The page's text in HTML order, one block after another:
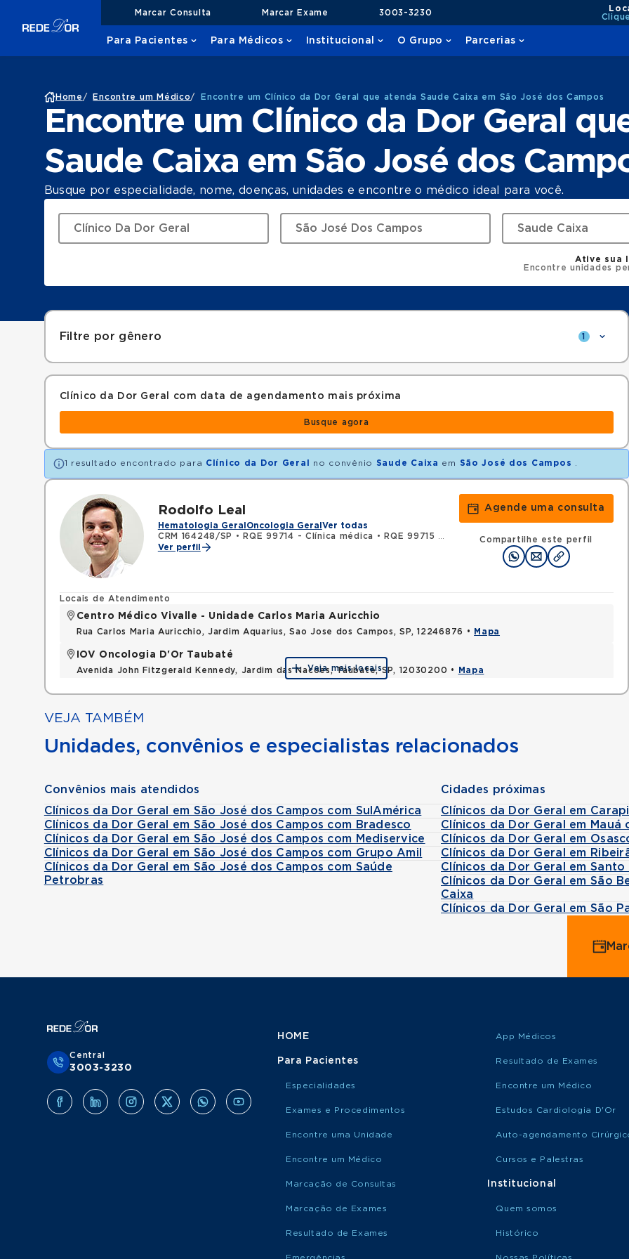
Marcar Consulta Marcar Exame 3003-3230
Para Pacientes Para Médicos Institucional O Grupo Parcerias
Home / Encontre um Médico/ Encontre um Clínico da Dor Geral que atenda Saude Caixa em São José dos Campos
Encontre um Clínico da Dor Geral
Saude Caixa em São José dos
Busque por especialidade, nome, doenças, unidades e encontre o médico ideal para você.
Ative sua
Encontre unidades
Filtre por gênero 1
Clínico da Dor Geral com data de agendamento mais próxima
Busque agora
1 resultado encontrado para Clínico da Dor Geral no convênio Saude Caixa em São José dos Campos
Rodolfo Leal
Hematologia Geral Oncologia Geral Ver todas
CRM 164248/SP
• RQE 99714 - Clínica médica •
RQE 99715 - Oncologia clínica
Ver perfil
Agende uma consulta
Compartilhe este perfil
Locais de Atendimento
Centro Médico Vivalle - Unidade Carlos Maria Auricchio
Rua Carlos Maria Auricchio, Jardim Aquarius, Sao Jose dos Campos, SP, 12246876 • Mapa
IOV Oncologia D'Or Taubaté
Avenida John Fitzgerald Kennedy, Jardim das Nacoes, Taubate, SP, 12030200 • Mapa
Veja mais locais
VEJA TAMBÉM
Unidades, convênios e especialistas relacionados
Convênios mais atendidos
Clínicos da Dor Geral em São José dos Campos com SulAmérica
Clínicos da Dor Geral em São José dos Campos com Bradesco
Clínicos da Dor Geral em São José dos Campos com Mediservice
Clínicos da Dor Geral em São José dos Campos com Grupo Amil
Clínicos da Dor Geral em São José dos Campos com Saúde
Petrobras
Cidades próximas
Clínicos da Dor Geral em
Clínicos da Dor Geral em Mauá
Clínicos da Dor Geral em
Clínicos da Dor Geral em
Clínicos da Dor Geral em
Clínicos da Dor Geral em São
Caixa
Clínicos da Dor Geral em São
Central
3003-3230
HOME
Para Pacientes
Especialidades
Exames e Procedimentos
Encontre uma Unidade
Encontre um Médico
Marcação de Consultas
Marcação de Exames
Resultado de Exames
App Médicos
Resultado de Exames
Encontre um Médico
Estudos Cardiologia D'Or
Auto-agendamento
Cursos e Palestras
Institucional
Quem somos
Histórico